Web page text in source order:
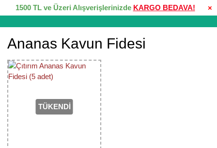
×
1500 TL ve Üzeri Alışverişlerinizde KARGO BEDAVA!
Ananas Kavun Fidesi
TÜKENDİ